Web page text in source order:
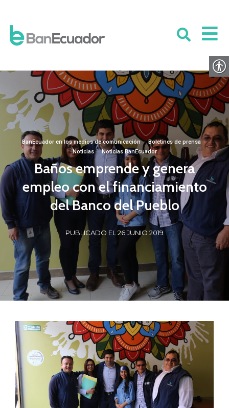
BanEcuador en los medios de comunicación·Boletines de prensa·
Noticias·Noticias BanEcuador
Baños emprende y genera
empleo con el financiamiento
del Banco del Pueblo
PUBLICADO EL 26 JUNIO 2019